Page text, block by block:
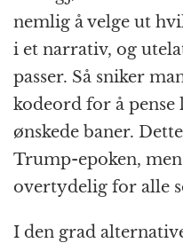
nemlig å velge ut
i et narrativ, og
passer. Så sniker
kodeord for å pense
ønskede baner.
Trump-epoken,
overtydelig for alle
I den grad